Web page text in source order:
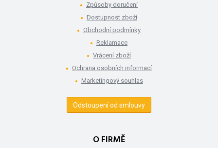
Způsoby doručení
Dostupnost zboží
Obchodní podmínky
Reklamace
Vrácení zboží
Ochrana osobních informací
Marketingový souhlas
Odstoupení od smlouvy
O FIRMĚ